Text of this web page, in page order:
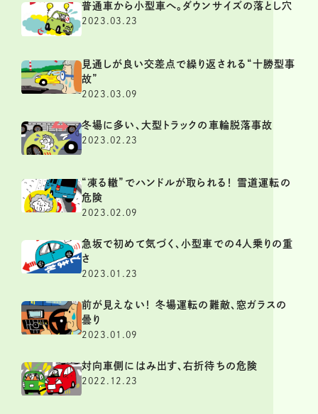
普通車から小型車へ。ダウンサイズの落とし穴
2023.03.23
見通しが良い交差点で繰り返される“十勝型事
故”
2023.03.09
冬場に多い、大型トラックの車輪脱落事故
2023.02.23
“凍る轍”でハンドルが取られる！ 雪道運転の
危険
2023.02.09
急坂で初めて気づく、小型車での４人乗りの重
さ
2023.01.23
前が見えない！ 冬場運転の難敵、窓ガラスの
曇り
2023.01.09
対向車側にはみ出す、右折待ちの危険
2022.12.23